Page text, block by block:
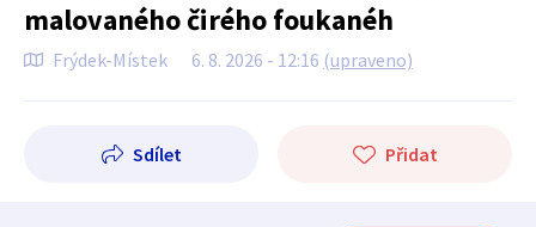
malovaného čirého foukanéh
Frýdek-Místek 6. 8. 2026 - 12:16 (upraveno)
Sdílet Přidat